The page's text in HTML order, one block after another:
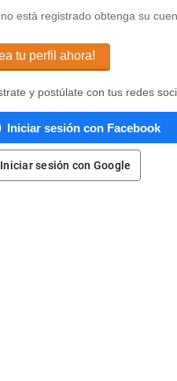
está registrado obtenga su
tu perfil ahora!
y postúlate con tus redes
Iniciar sesión con Facebook
Iniciar sesión con Google